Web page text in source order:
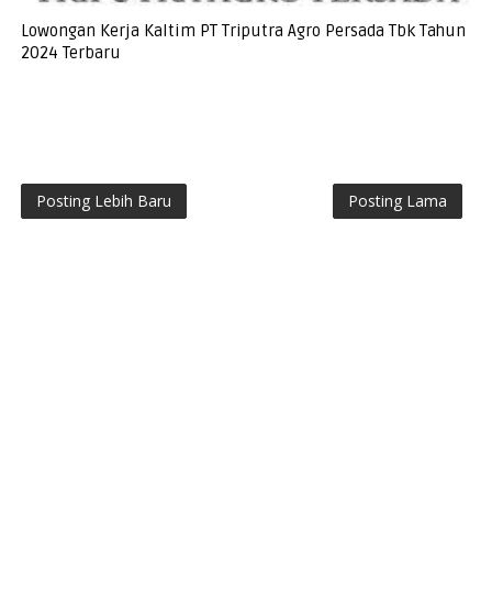
Lowongan Kerja Kaltim PT Triputra Agro Persada Tbk Tahun
2024 Terbaru
Posting Lebih Baru Posting Lama